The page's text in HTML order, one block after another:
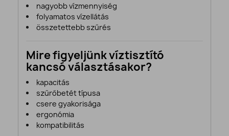
nagyobb vízmennyiség
folyamatos vízellátás
összetettebb szűrés
Mire figyeljünk víztisztító
kancsó választásakor?
kapacitás
szűrőbetét típusa
csere gyakorisága
ergonómia
kompatibilitás